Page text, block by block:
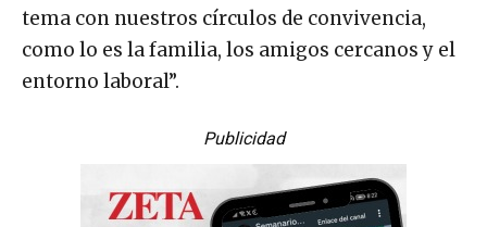
tema con nuestros círculos de convivencia,
como lo es la familia, los amigos cercanos y el
entorno laboral”.
Publicidad